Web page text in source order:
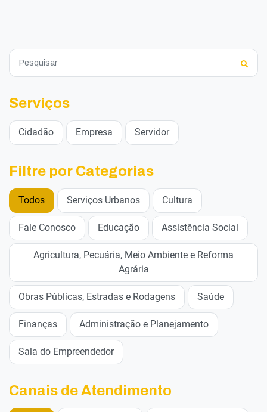
Serviços
Cidadão Empresa Servidor
Filtre por Categorias
Todos Serviços Urbanos Cultura
Fale Conosco Educação Assistência Social
Agricultura, Pecuária, Meio Ambiente e Reforma
Agrária
Obras Públicas, Estradas e Rodagens Saúde
Finanças Administração e Planejamento
Sala do Empreendedor
Canais de Atendimento